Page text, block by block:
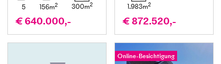
5 156m2 300m2
€ 640.000,-
1.983m2
€ 872.520,-
Online-Besichtigung